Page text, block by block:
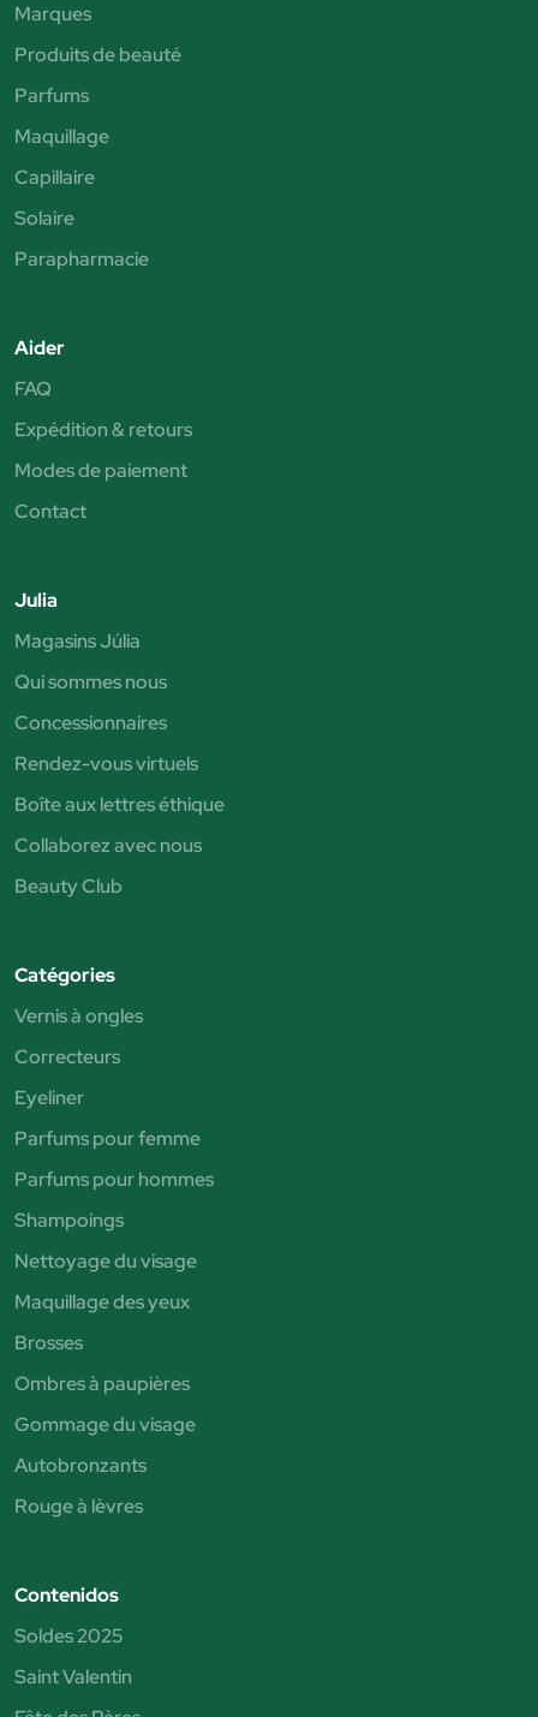
Marques
Produits de beauté
Parfums
Maquillage
Capillaire
Solaire
Parapharmacie
Aider
FAQ
Expédition & retours
Modes de paiement
Contact
Julia
Magasins Júlia
Qui sommes nous
Concessionnaires
Rendez-vous virtuels
Boîte aux lettres éthique
Collaborez avec nous
Beauty Club
Catégories
Vernis à ongles
Correcteurs
Eyeliner
Parfums pour femme
Parfums pour hommes
Shampoings
Nettoyage du visage
Maquillage des yeux
Brosses
Ombres à paupières
Gommage du visage
Autobronzants
Rouge à lèvres
Contenidos
Soldes 2025
Saint Valentin